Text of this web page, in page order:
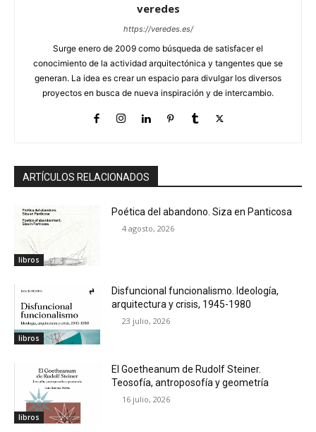
veredes
https://veredes.es/
Surge enero de 2009 como búsqueda de satisfacer el
conocimiento de la actividad arquitectónica y tangentes que se
generan. La idea es crear un espacio para divulgar los diversos
proyectos en busca de nueva inspiración y de intercambio.
ARTÍCULOS RELACIONADOS
libros
Poética del abandono. Siza en Panticosa
4 agosto, 2026
libros
Disfuncional funcionalismo. Ideología,
arquitectura y crisis, 1945-1980
23 julio, 2026
libros
El Goetheanum de Rudolf Steiner.
Teosofía, antroposofía y geometría
16 julio, 2026